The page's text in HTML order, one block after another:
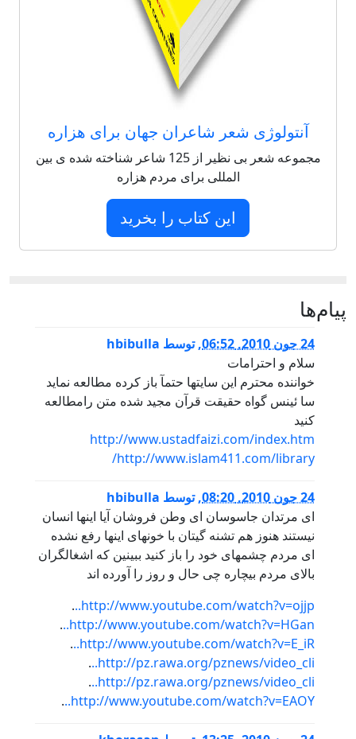
آنتولوژی شعر شاعران جهان برای هزاره
مجموعه شعر بی نظیر از 125 شاعر شناخته شده ی بین
المللی برای مردم هزاره
این کتاب را بخرید
پيام‌ها
24 جون 2010, 06:52 ,توسط hbibulla
سلام و احترامات
خواننده محترم اين سايتها حتمآ باز کرده مطالعه نمايد
سا ئینس گواه حقیقت قرآن مجید شده متن رامطالعه
کنید
http://www.ustadfaizi.com/index.htm
http://www.islam411.com/library/
24 جون 2010, 08:20 ,توسط hbibulla
ای مرتدان جاسوسان ای وطن فروشان آیا اینها انسان
نیستند هنوز هم تشنه گیتان با خونهای اینها رفع نشده
ای مردم چشمهای خود را باز کنید ببینین که اشغالگران
بالای مردم بیچاره چی حال و روز را آورده اند
http://www.youtube.com/watch?v=ojjp..
.
http://www.youtube.com/watch?v=HGan..
.
http://www.youtube.com/watch?v=E_iR..
.
http://pz.rawa.org/pznews/video_cli..
.
http://pz.rawa.org/pznews/video_cli..
.
http://www.youtube.com/watch?v=EAOY..
.